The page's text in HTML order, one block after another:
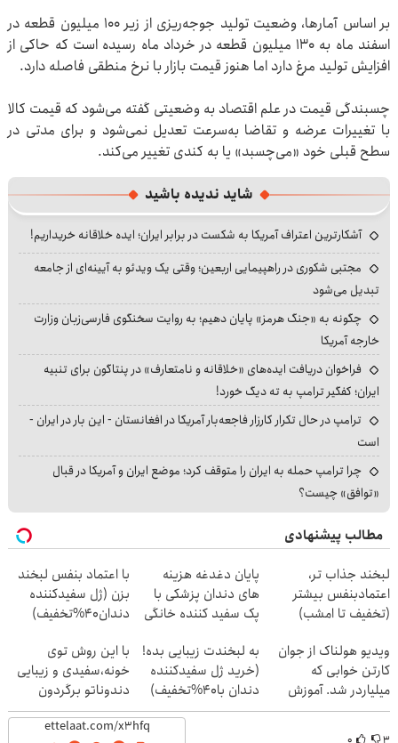
بر اساس آمارها، وضعیت تولید جوجه‌ریزی از زیر ۱۰۰ میلیون قطعه در
اسفند ماه به ۱۳۰ میلیون قطعه در خرداد ماه رسیده است که حاکی از
افزایش تولید مرغ دارد اما هنوز قیمت بازار با نرخ منطقی فاصله دارد.
چسبندگی قیمت در علم اقتصاد به وضعیتی گفته می‌شود که قیمت کالا
با تغییرات عرضه و تقاضا به‌سرعت تعدیل نمی‌شود و برای مدتی در
سطح قبلی خود «می‌چسبد» یا به کندی تغییر می‌کند.
شاید ندیده باشید
آشکارترین اعتراف آمریکا به شکست در برابر ایران؛ ایده خلاقانه خریداریم!
مجتبی شکوری در راهپیمایی اربعین؛ وقتی یک ویدئو به آیینه‌ای از جامعه
تبدیل می‌شود
چگونه به «جنگ هرمز» پایان دهیم؛ به روایت سخنگوی فارسی‌زبان وزارت
خارجه آمریکا
فراخوان دریافت ایده‌های «خلاقانه و نامتعارف» در پنتاگون برای تنبیه
ایران؛ کفگیر ترامپ به ته دیگ خورد!
ترامپ در حال تکرار کارزار فاجعه‌بار آمریکا در افغانستان - این بار در ایران -
است
چرا ترامپ حمله به ایران را متوقف کرد؛ موضع ایران و آمریکا در قبال
«توافق» چیست؟
مطالب پیشنهادی
لبخند جذاب تر،
اعتمادبنفس بیشتر
(تخفیف تا امشب)
پایان دغدغه هزینه
های دندان پزشکی با
پک سفید کننده خانگی
با اعتماد بنفس لبخند
بزن (ژل سفیدکننده
دندان40%تخفیف)
ویدیو هولناک از جوان
کارتن خوابی که
میلیاردر شد. آموزش
رایگان
به لبخندت زیبایی بده!
(خرید ژل سفیدکننده
دندان با40%تخفیف)
با این روش توی
خونه،سفیدی و زیبایی
دندوناتو برگردون
(40%off)